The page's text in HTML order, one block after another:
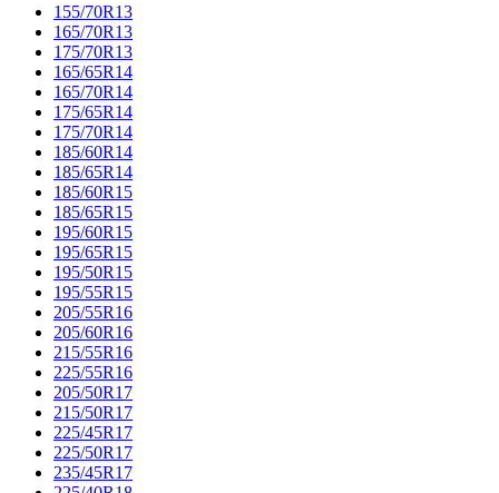
155/70R13
165/70R13
175/70R13
165/65R14
165/70R14
175/65R14
175/70R14
185/60R14
185/65R14
185/60R15
185/65R15
195/60R15
195/65R15
195/50R15
195/55R15
205/55R16
205/60R16
215/55R16
225/55R16
205/50R17
215/50R17
225/45R17
225/50R17
235/45R17